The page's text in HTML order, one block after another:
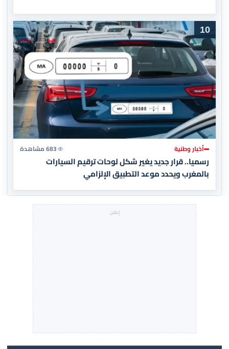
10
أخبار وطنية 683 مشاهدة
رسميا.. قرار جديد يغير شكل لوحات ترقيم السيارات
بالمغرب ويحدد موعد التطبيق الإلزامي